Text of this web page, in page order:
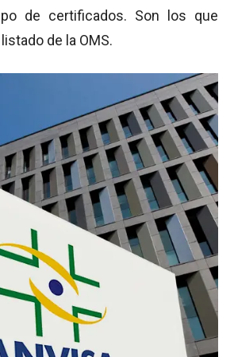
de certificados. Son los que
de la OMS.